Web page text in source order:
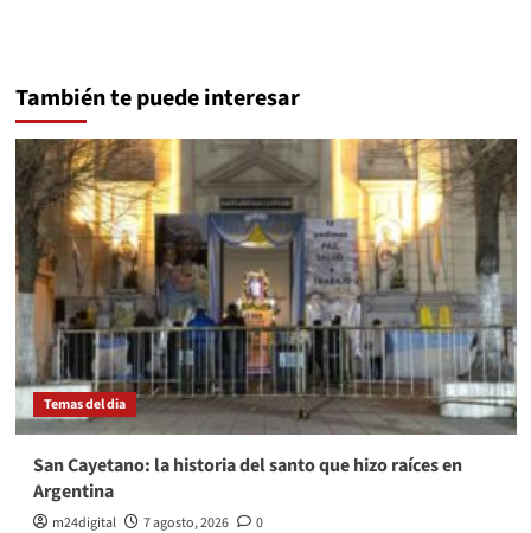
También te puede interesar
Temas del dia
San Cayetano: la historia del santo que hizo raíces en
Argentina
m24digital 7 agosto, 2026 0